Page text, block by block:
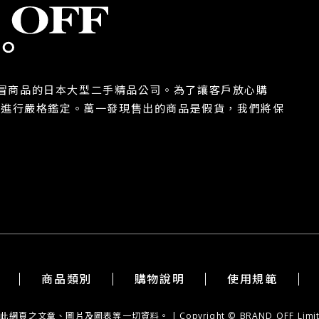
商品的日本大型二手精品公司。為了讓客戶放心購
行嚴格鑑定。萬一發現售出的商品是假貨，我們將保
商品類別 購物說明 使用規範
此網頁之文章、圖片及圖表等一切資料。 | Copyright © BRAND OFF